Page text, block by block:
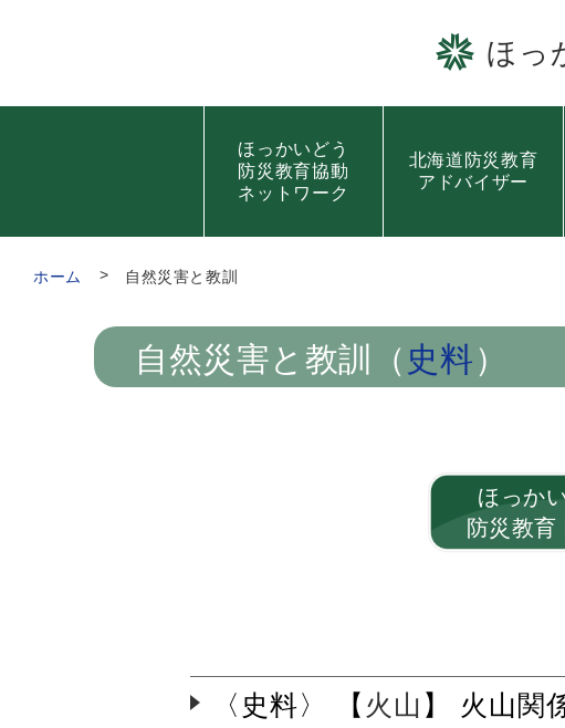
ほっ
ほっかいどう
防災教育協動
ネットワーク
北海道防災教育
アドバイザー
ホーム 自然災害と教訓
自然災害と教訓 （ 史料 ）
ほっか
防災教育
〈史料〉 【 火山 】 火山関